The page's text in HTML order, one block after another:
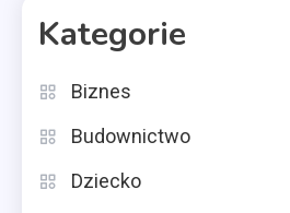
Kategorie
Biznes
Budownictwo
Dziecko